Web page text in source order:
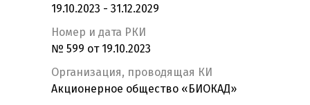
19.10.2023 - 31.12.2029
Номер и дата РКИ
№ 599 от 19.10.2023
Организация, проводящая КИ
Акционерное общество «БИОКАД»